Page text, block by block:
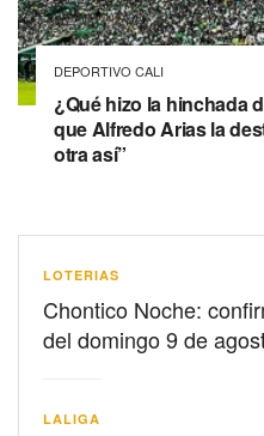
DEPORTIVO CALI
¿Qué hizo la hinchada
que Alfredo Arias la
otra así”
LOTERIAS
Chontico Noche:
del domingo 9 de
LALIGA